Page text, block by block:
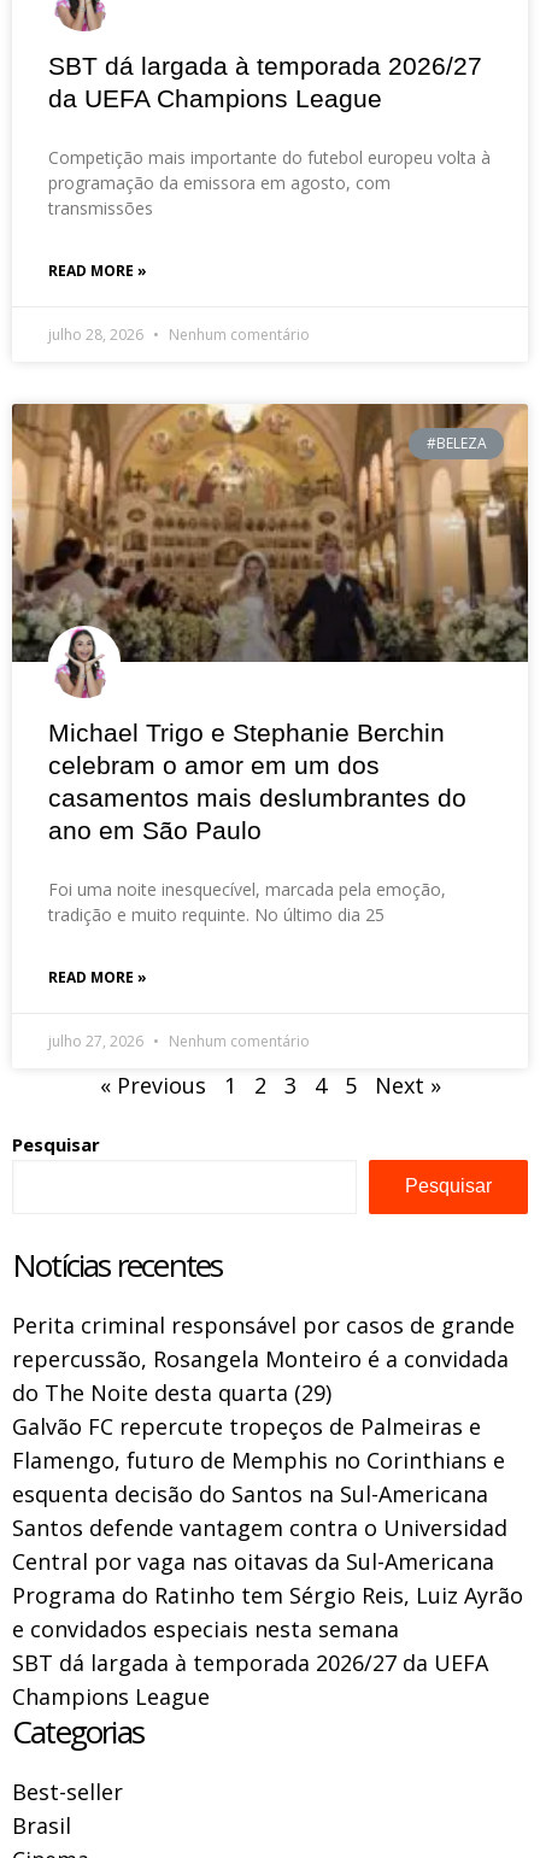
SBT dá largada à temporada 2026/27
da UEFA Champions League
Competição mais importante do futebol europeu volta à
programação da emissora em agosto, com
transmissões
READ MORE »
julho 28, 2026 Nenhum comentário
#BELEZA
Michael Trigo e Stephanie Berchin
celebram o amor em um dos
casamentos mais deslumbrantes do
ano em São Paulo
Foi uma noite inesquecível, marcada pela emoção,
tradição e muito requinte. No último dia 25
READ MORE »
julho 27, 2026 Nenhum comentário
« Previous 1 2 3 4 5 Next »
Pesquisar
Pesquisar
Notícias recentes
Perita criminal responsável por casos de grande
repercussão, Rosangela Monteiro é a convidada
do The Noite desta quarta (29)
Galvão FC repercute tropeços de Palmeiras e
Flamengo, futuro de Memphis no Corinthians e
esquenta decisão do Santos na Sul-Americana
Santos defende vantagem contra o Universidad
Central por vaga nas oitavas da Sul-Americana
Programa do Ratinho tem Sérgio Reis, Luiz Ayrão
e convidados especiais nesta semana
SBT dá largada à temporada 2026/27 da UEFA
Champions League
Categorias
Best-seller
Brasil